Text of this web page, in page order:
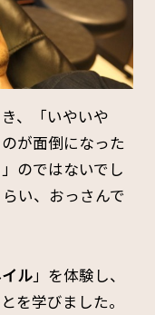
、「いやいや
が面倒になった
のではないでし
い、おっさんで
ル」を体験し、
を学びました。